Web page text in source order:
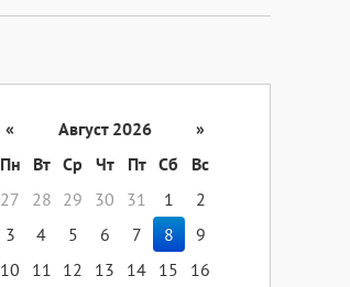
« Август 2026
»
Пн
Вт Ср Чт Пт Сб
Вс
27
28 29 30 31 1
2
3
4 5 6 7 8
9
10
11 12 13 14 15
16